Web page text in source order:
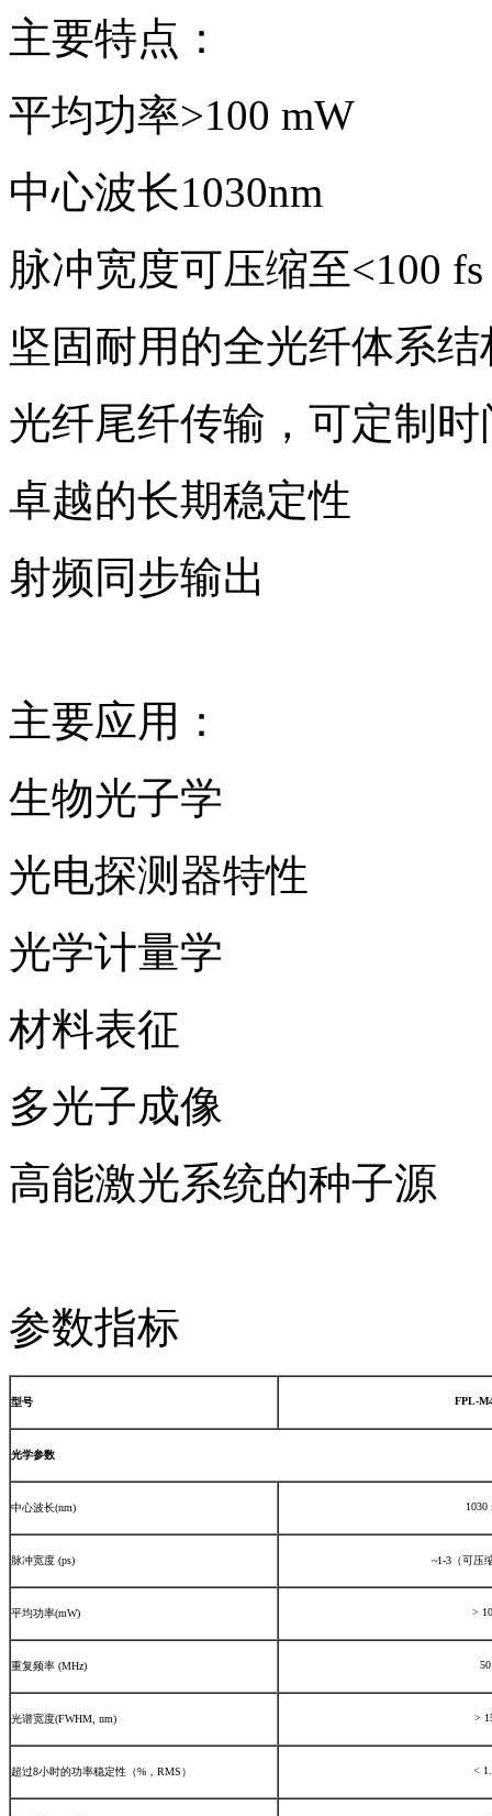
主要特点：
平均功率>100 mW
中心波长1030nm
脉冲宽度可压缩至<100 fs
坚固耐用的全光纤体系结
光纤尾纤传输，可定制时
卓越的长期稳定性
射频同步输出
主要应用：
生物光子学
光电探测器特性
光学计量学
材料表征
多光子成像
高能激光系统的种子源
参数指标
型号 FPL-
光学参数
中心波长(nm) 1030
脉冲宽度 (ps) ~1-3（可压
平均功率(mW) >
重复频率 (MHz) 50
光谱宽度(FWHM, nm) >
超过8小时的功率稳定性（%，RMS） <